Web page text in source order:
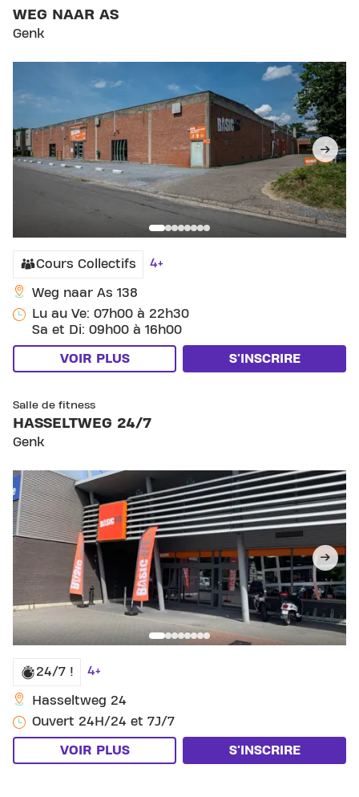
WEG NAAR AS
Genk
Cours Collectifs 4+
Weg naar As 138
Lu au Ve: 07h00 à 22h30
Sa et Di: 09h00 à 16h00
VOIR PLUS S'INSCRIRE
Salle de fitness
HASSELTWEG 24/7
Genk
24/7 ! 4+
Hasseltweg 24
Ouvert 24H/24 et 7J/7
VOIR PLUS S'INSCRIRE